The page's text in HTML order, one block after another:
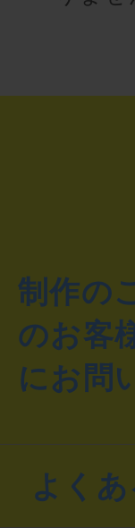
制作の
のお客
にお問
よく